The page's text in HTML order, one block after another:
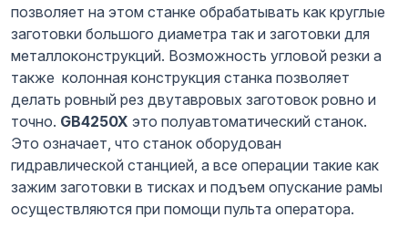
позволяет на этом станке обрабатывать как круглые
заготовки большого диаметра так и заготовки для
металлоконструкций. Возможность угловой резки а
также колонная конструкция станка позволяет
делать ровный рез двутавровых заготовок ровно и
точно. GB4250X это полуавтоматический станок.
Это означает, что станок оборудован
гидравлической станцией, а все операции такие как
зажим заготовки в тисках и подъем опускание рамы
осуществляются при помощи пульта оператора.